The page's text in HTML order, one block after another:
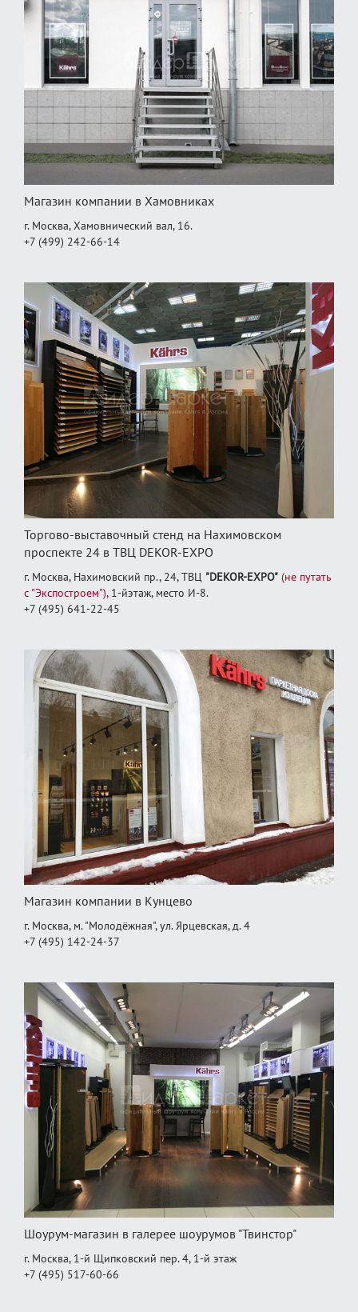
Магазин компании в Хамовниках
г. Москва, Хамовнический вал, 16.
+7 (499) 242-66-14
Торгово-выставочный стенд на Нахимовском
проспекте 24 в ТВЦ DEKOR-EXPO
г. Москва, Нахимовский пр., 24, ТВЦ "DEKOR-EXPO" (не путать
с "Экспостроем"), 1‑йэтаж, место И‑8.
+7 (495) 641-22-45
Магазин компании в Кунцево
г. Москва, м. "Молодёжная", ул. Ярцевская, д. 4
+7 (495) 142-24-37
Шоурум-магазин в галерее шоурумов "Твинстор"
г. Москва, 1-й Щипковский пер. 4, 1‑й этаж
+7 (495) 517-60-66